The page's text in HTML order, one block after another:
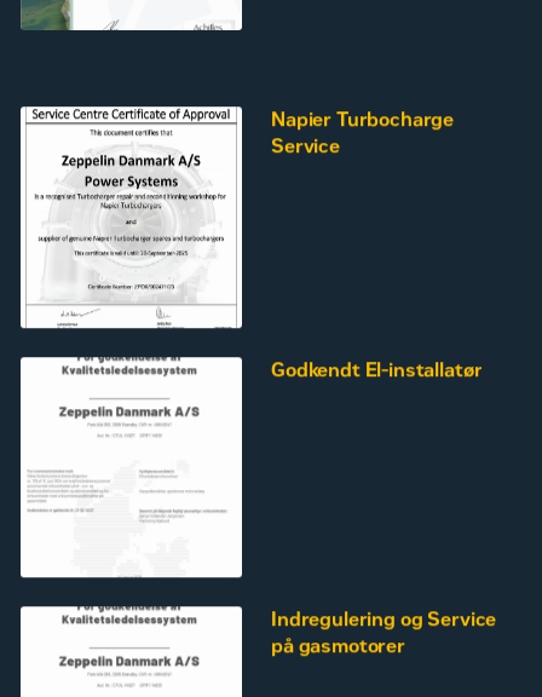
Napier Turbocharge
Service
Godkendt El-installatør
Indregulering og Service
på gasmotorer